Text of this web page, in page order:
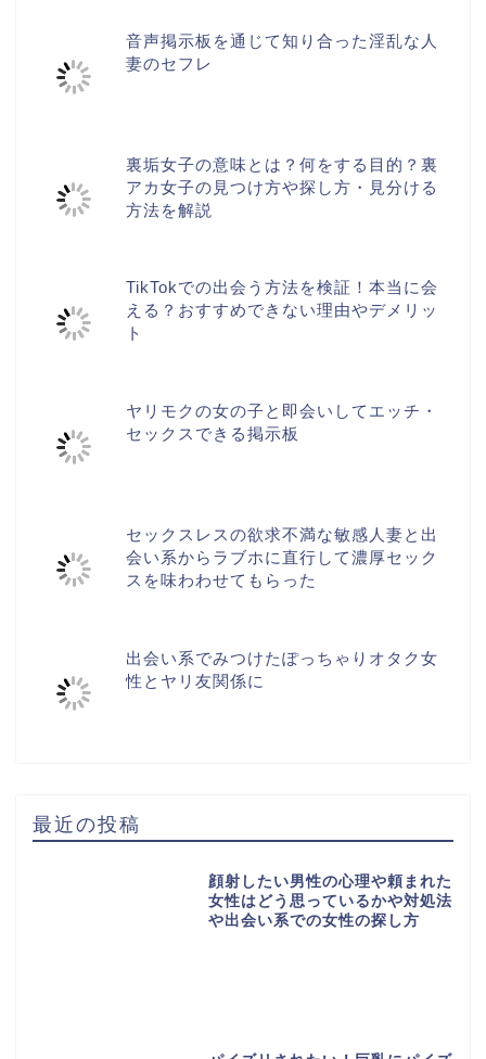
音声掲示板を通じて知り合った淫乱な人
妻のセフレ
裏垢女子の意味とは？何をする目的？裏
アカ女子の見つけ方や探し方・見分ける
方法を解説
TikTokでの出会う方法を検証！本当に会
える？おすすめできない理由やデメリッ
ト
ヤリモクの女の子と即会いしてエッチ・
セックスできる掲示板
セックスレスの欲求不満な敏感人妻と出
会い系からラブホに直行して濃厚セック
スを味わわせてもらった
出会い系でみつけたぽっちゃりオタク女
性とヤリ友関係に
最近の投稿
顔射したい男性の心理や頼まれた
女性はどう思っているかや対処法
や出会い系での女性の探し方